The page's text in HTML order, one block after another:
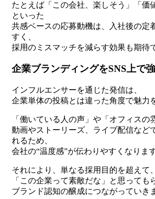
たとえば「この会社、楽しそう」「価
といった
共感ベースの応募動機は、入社後の定
すく、
採用のミスマッチを減らす効果も期待
企業ブランディングをSNS上で
インフルエンサーを通じた発信は、
企業単体の投稿とは違った角度で魅力
「働いている人の声」や「オフィスの
動画やストーリーズ、ライブ配信など
れるため、
会社の“温度感”が伝わりやすくなります
それにより、単なる採用目的を超えて、
「この企業って素敵だな」と思っても
ブランド認知の醸成につながっていき